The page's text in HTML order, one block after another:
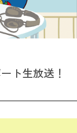
ト生放送！